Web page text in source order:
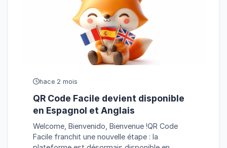
hace 2 mois
QR Code Facile devient disponible
en Espagnol et Anglais
Welcome, Bienvenido, Bienvenue !QR Code
Facile franchit une nouvelle étape : la